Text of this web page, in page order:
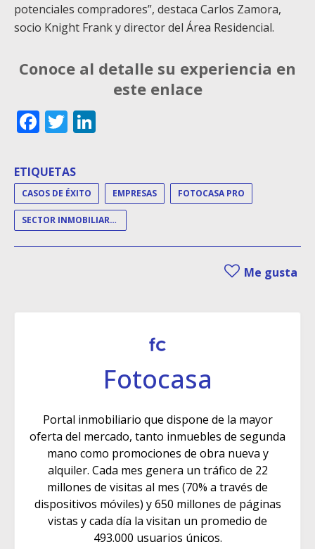
potenciales compradores”, destaca Carlos Zamora,
socio Knight Frank y director del Área Residencial.
Conoce al detalle su experiencia en
este enlace
Facebook
Twitter
ETIQUETAS
CASOS DE ÉXITO EMPRESAS FOTOCASA PRO
SECTOR INMOBILIARIO
Me gusta
Fotocasa
Portal inmobiliario que dispone de la mayor
oferta del mercado, tanto inmuebles de segunda
mano como promociones de obra nueva y
alquiler. Cada mes genera un tráfico de 22
millones de visitas al mes (70% a través de
dispositivos móviles) y 650 millones de páginas
vistas y cada día la visitan un promedio de
493.000 usuarios únicos.